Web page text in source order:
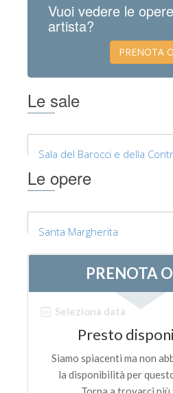
Vuoi vedere le
artista?
PRENOTA
Le sale
Sala del Barocci e della
Le opere
Santa Margherita